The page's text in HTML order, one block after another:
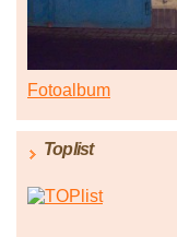
Fotoalbum
Toplist